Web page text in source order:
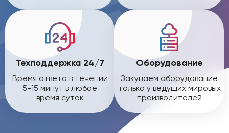
Техподдержка 24/7
Время ответа в течении
5-15 минут в любое
время суток
Оборудование
Закупаем оборудование
только у ведущих мировых
производителей